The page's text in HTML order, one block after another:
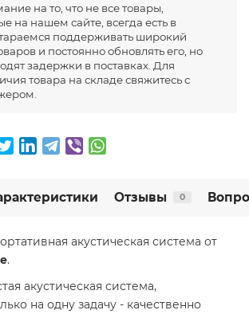
на то, что не все товары,
на нашем сайте, всегда есть в
поддерживать широкий
и постоянно обновлять его, но
задержки в поставках. Для
товара на складе свяжитесь с
Отзывы 0
акустическая система от
.
акустическая система,
на одну задачу - качественно